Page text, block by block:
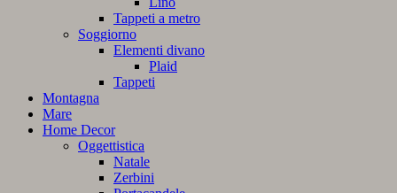
Tappeti a metro
Soggiorno
Elementi divano
Plaid
Tappeti
Montagna
Mare
Home Decor
Oggettistica
Natale
Zerbini